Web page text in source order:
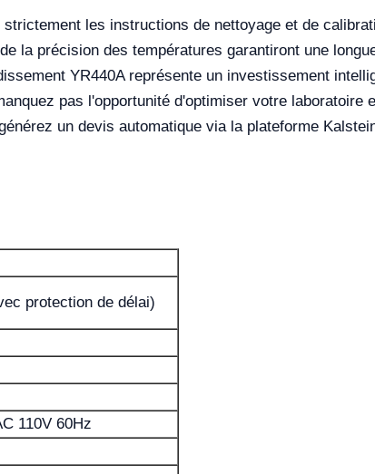
les instructions de nettoyage et de
la précision des températures garantiront une
YR440A représente un investissement
pas l'opportunité d'optimiser votre laboratoire
un devis automatique via la plateforme
protection de délai)
110V 60Hz